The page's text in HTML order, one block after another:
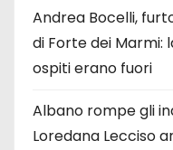
Andrea Bocelli,
di Forte dei Marmi:
ospiti erano fuori
Albano rompe gli
Loredana Lecciso